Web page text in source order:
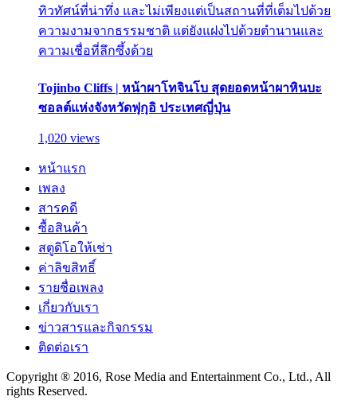
ทิวทัศน์ที่น่าทึ่ง และไม่เพียงแต่เป็นสถานที่ที่เต็มไปด้วย
ความงามจากธรรมชาติ แต่ยังแฝงไปด้วยตำนานและ
ความเชื่อที่ลึกซึ้งด้วย
Tojinbo Cliffs | หน้าผาโทจินโบ สุดยอดหน้าผาหินบะ
ซอลต์แห่งจังหวัดฟุกุอิ ประเทศญี่ปุ่น
1,020 views
หน้าแรก
เพลง
สารคดี
ซื้อสินค้า
สตูดิโอให้เช่า
ค่าลิขสิทธิ์
รายชื่อเพลง
เกี่ยวกับเรา
ข่าวสารและกิจกรรม
ติดต่อเรา
Copyright ® 2016, Rose Media and Entertainment Co., Ltd., All
rights Reserved.